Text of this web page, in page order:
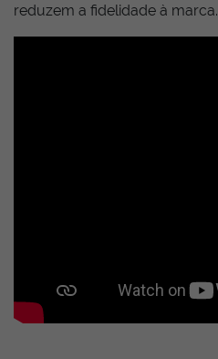
reduzem a fidelidade à marca.